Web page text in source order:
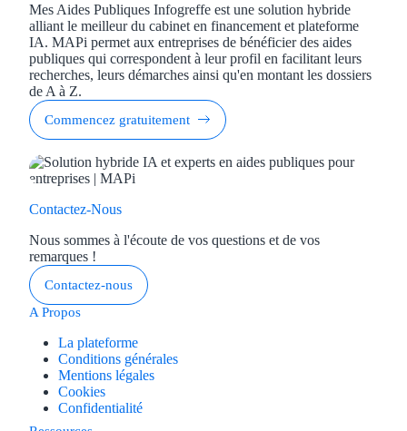
Mes Aides Publiques Infogreffe est une solution hybride
alliant le meilleur du cabinet en financement et plateforme
IA. MAPi permet aux entreprises de bénéficier des aides
publiques qui correspondent à leur profil en facilitant leurs
recherches, leurs démarches ainsi qu'en montant les dossiers
de A à Z.
Commencez gratuitement
Contactez-Nous
Nous sommes à l'écoute de vos questions et de vos
remarques !
Contactez-nous
A Propos
La plateforme
Conditions générales
Mentions légales
Cookies
Confidentialité